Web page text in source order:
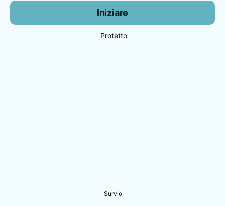
Iniziare
Protetto
Survio